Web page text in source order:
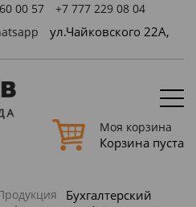
00 57
+7 777 229 08 04
ул.Чайковского 22А,
Моя корзина
Корзина пуста
Бухгалтерский